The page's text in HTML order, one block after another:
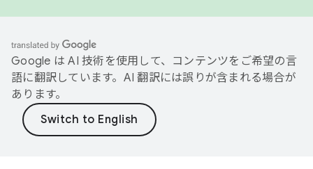
Google は AI 技術を使用して、コンテンツをご希望の言
語に翻訳しています。AI 翻訳には誤りが含まれる場合が
あります。